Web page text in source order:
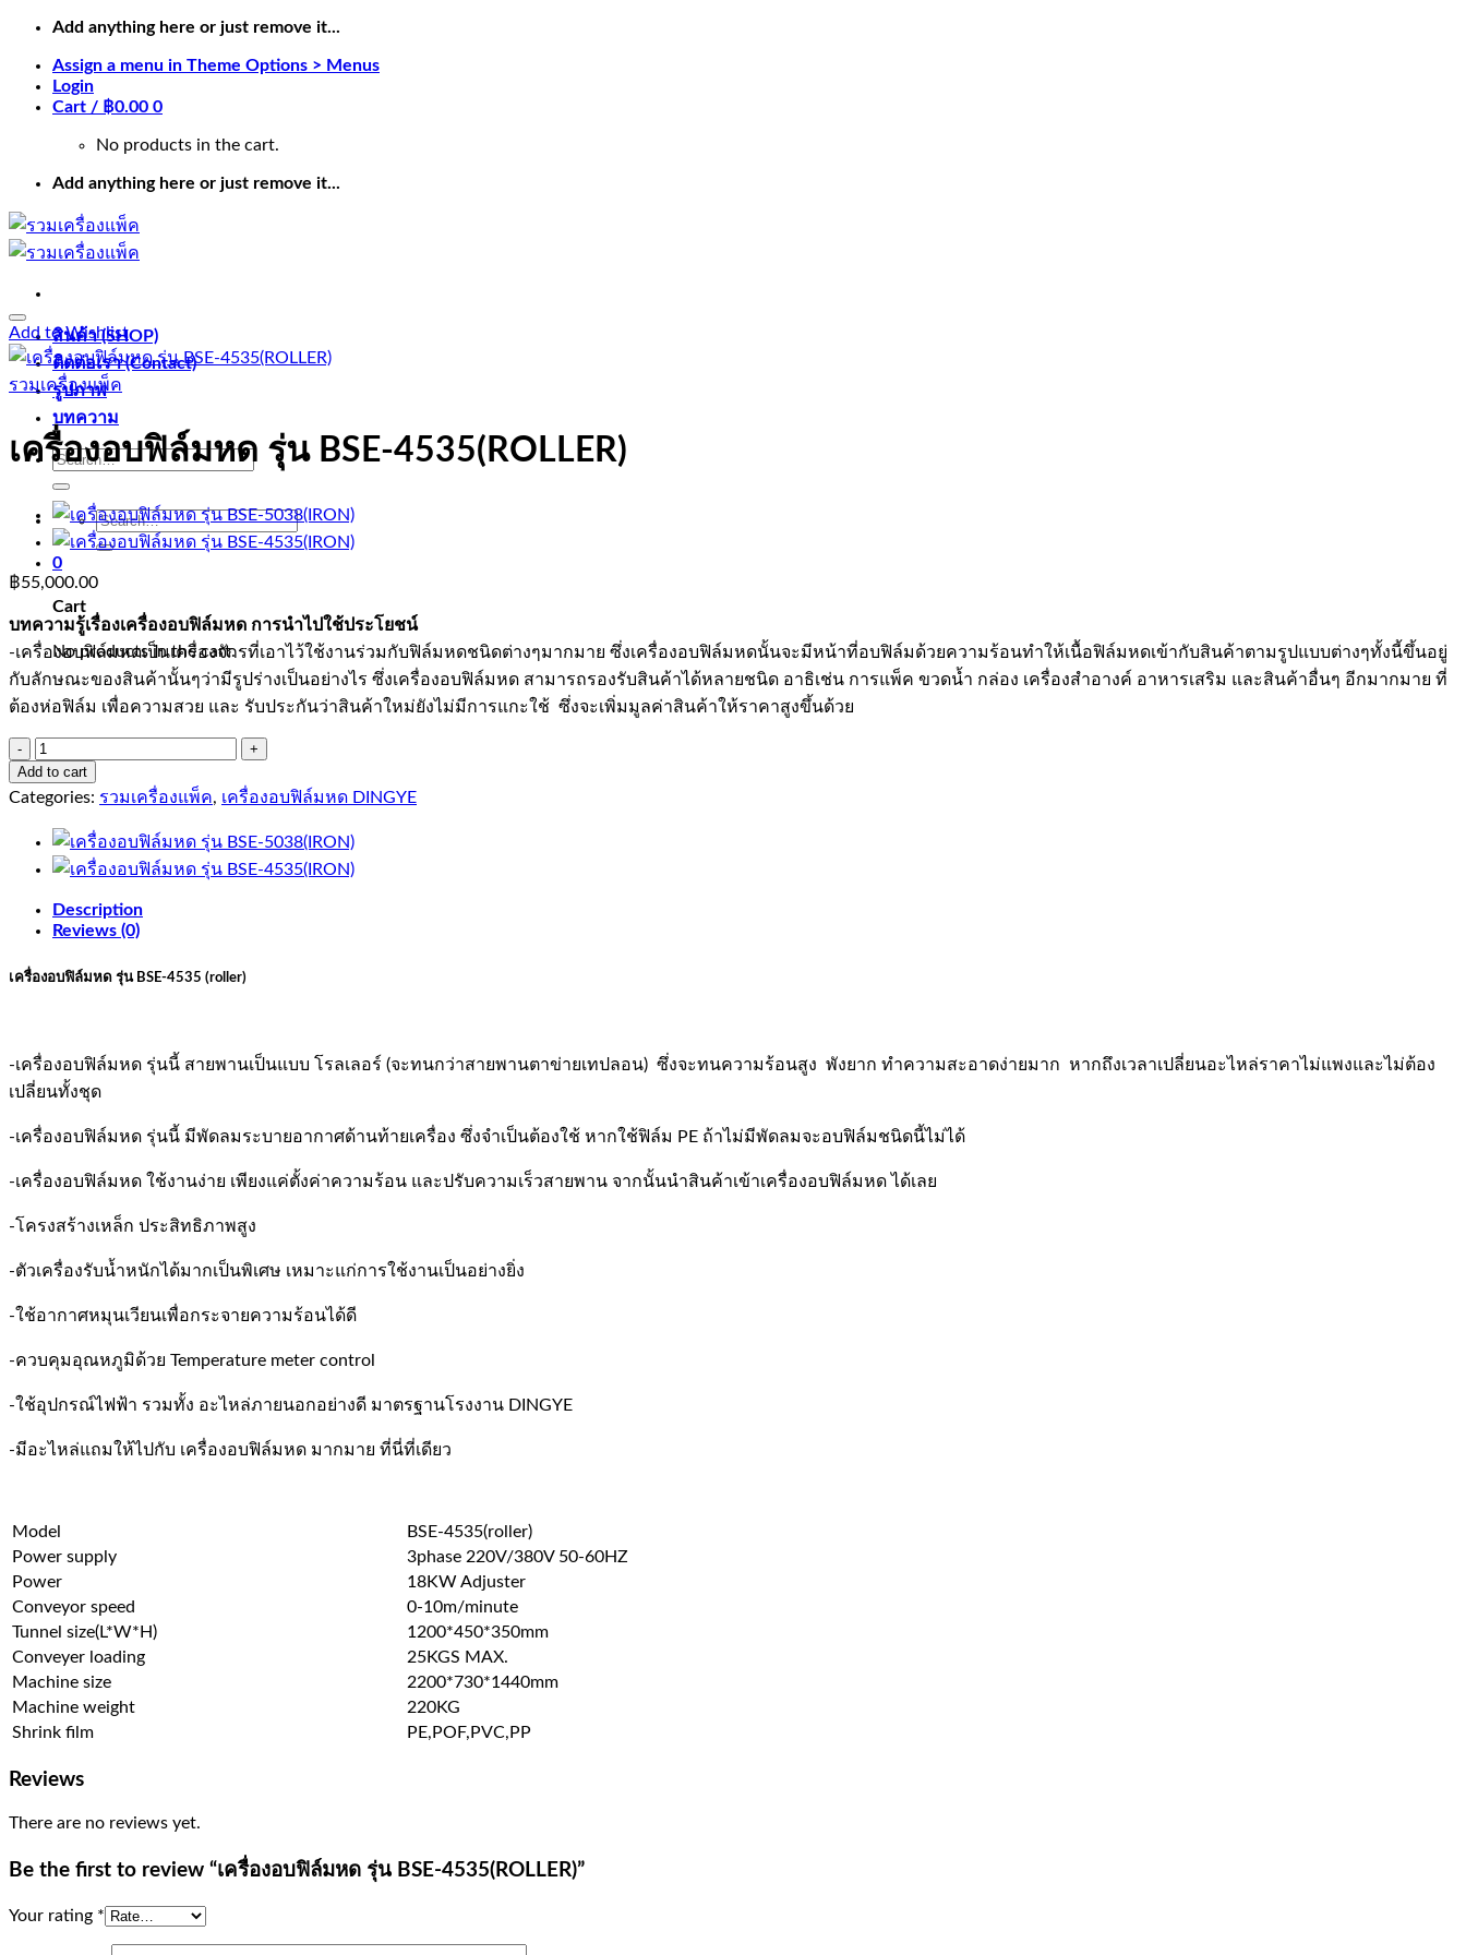
Skip
content
Add anything here or just remove it...
Assign a menu in Theme Options > Menus
Login
Cart / ฿0.00 0
No products in the cart.
Add anything here or just remove it...
สินค้า (SHOP)
ติดต่อเรา (Contact)
รูปภาพ
บทความ
Search
Search
for:
0
Cart
No products in the cart.
Add to Wishlist
รวมเครื่องแพ็ค
เครื่องอบฟิล์มหด รุ่น BSE-4535(ROLLER)
฿55,000.00
บทความรู้เรื่องเครื่องอบฟิล์มหด การนำไปใช้ประโยชน์
-เครื่องอบฟิล์มหดเป็นเครื่องจักรที่เอาไว้ใช้งานร่วมกับฟิล์มหดชนิดต่างๆมากมาย ซึ่งเครื่องอบฟิล์มหดนั้นจะมีหน้าที่อบฟิล์มด้วยความร้อนทำให้เนื้อฟิล์มหดเข้ากับสินค้าตามรูปแบบต่างๆทั้งนี้ขึ้นอยู่
กับลักษณะของสินค้านั้นๆว่ามีรูปร่างเป็นอย่างไร ซึ่งเครื่องอบฟิล์มหด สามารถรองรับสินค้าได้หลายชนิด อาธิเช่น การแพ็ค ขวดน้ำ กล่อง เครื่องสำอางค์ อาหารเสริม และสินค้าอื่นๆ อีกมากมาย ที่
ต้องห่อฟิล์ม เพื่อความสวย และ รับประกันว่าสินค้าใหม่ยังไม่มีการแกะใช้ ซึ่งจะเพิ่มมูลค่าสินค้าให้ราคาสูงขึ้นด้วย
เครื่อง
อบ
ฟิล์ม
หด
รุ่น
BSE-
4535(ROLLER)
quantity
Add to cart
Categories: รวมเครื่องแพ็ค, เครื่องอบฟิล์มหด DINGYE
Description
Reviews (0)
เครื่องอบฟิล์มหด รุ่น BSE-4535 (roller)
-เครื่องอบฟิล์มหด รุ่นนี้ สายพานเป็นแบบ โรลเลอร์ (จะทนกว่าสายพานตาข่ายเทปลอน) ซึ่งจะทนความร้อนสูง พังยาก ทำความสะอาดง่ายมาก หากถึงเวลาเปลี่ยนอะไหล่ราคาไม่แพงและไม่ต้อง
เปลี่ยนทั้งชุด
-เครื่องอบฟิล์มหด รุ่นนี้ มีพัดลมระบายอากาศด้านท้ายเครื่อง ซึ่งจำเป็นต้องใช้ หากใช้ฟิล์ม PE ถ้าไม่มีพัดลมจะอบฟิล์มชนิดนี้ไม่ได้
-เครื่องอบฟิล์มหด ใช้งานง่าย เพียงแค่ตั้งค่าความร้อน และปรับความเร็วสายพาน จากนั้นนำสินค้าเข้าเครื่องอบฟิล์มหด ได้เลย
-โครงสร้างเหล็ก ประสิทธิภาพสูง
-ตัวเครื่องรับน้ำหนักได้มากเป็นพิเศษ เหมาะแก่การใช้งานเป็นอย่างยิ่ง
-ใช้อากาศหมุนเวียนเพื่อกระจายความร้อนได้ดี
-ควบคุมอุณหภูมิด้วย Temperature meter control
-ใช้อุปกรณ์ไฟฟ้า รวมทั้ง อะไหล่ภายนอกอย่างดี มาตรฐานโรงงาน DINGYE
-มีอะไหล่แถมให้ไปกับ เครื่องอบฟิล์มหด มากมาย ที่นี่ที่เดียว
Model
BSE-4535(roller)
Power supply
3phase 220V/380V 50-60HZ
Power
18KW Adjuster
Conveyor speed
0-10m/minute
Tunnel size(L*W*H)
1200*450*350mm
Conveyer loading
25KGS MAX.
Machine size
2200*730*1440mm
Machine weight
220KG
Shrink film
PE,POF,PVC,PP
Reviews
There are no reviews yet.
Be the first to review “เครื่องอบฟิล์มหด รุ่น BSE-4535(ROLLER)”
Your rating *